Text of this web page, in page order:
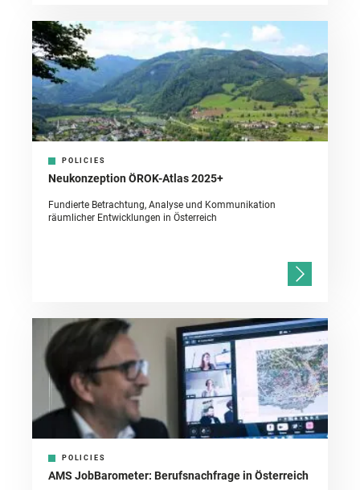
POLICIES
Neukonzeption ÖROK-Atlas 2025+
Fundierte Betrachtung, Analyse und Kommunikation
räumlicher Entwicklungen in Österreich
POLICIES
AMS JobBarometer: Berufsnachfrage in Österreich